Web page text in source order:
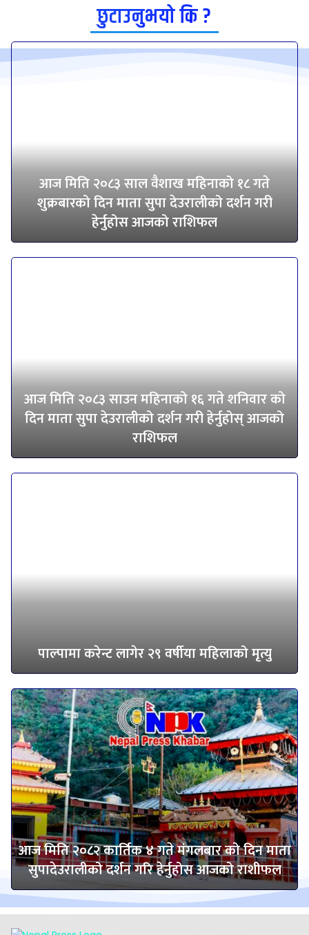
छुटाउनुभयो कि ?
आज मिति २०८३ साल वैशाख महिनाको १८ गते
शुक्रबारको दिन माता सुपा देउरालीको दर्शन गरी
हेर्नुहोस आजको राशिफल
आज मिति २०८३ साउन महिनाको १६ गते शनिवार को
दिन माता सुपा देउरालीको दर्शन गरी हेर्नुहोस् आजको
राशिफल
पाल्पामा करेन्ट लागेर २९ वर्षीया महिलाको मृत्यु
आज मिति २०८२ कार्तिक ४ गते मंगलबार को दिन माता
सुपादेउरालीको दर्शन गरि हेर्नुहोस आजको राशीफल